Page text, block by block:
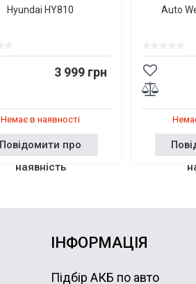
Hyundai HY810
3 999 грн
Немає в наявності
Повідомити про
наявність
Auto
ІНФОРМАЦІЯ
Підбір АКБ по авто